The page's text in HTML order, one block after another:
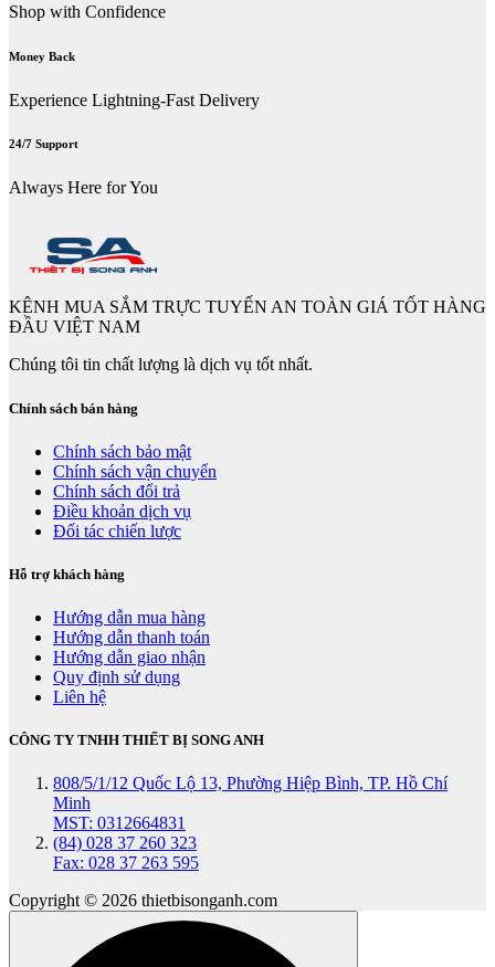
Shop with Confidence
Money Back
Experience Lightning-Fast Delivery
24/7 Support
Always Here for You
KÊNH MUA SẮM TRỰC TUYẾN AN TOÀN GIÁ TỐT HÀNG
ĐẦU VIỆT NAM
Chúng tôi tin chất lượng là dịch vụ tốt nhất.
Chính sách bán hàng
Chính sách bảo mật
Chính sách vận chuyển
Chính sách đổi trả
Điều khoản dịch vụ
Đối tác chiến lược
Hỗ trợ khách hàng
Hướng dẫn mua hàng
Hướng dẫn thanh toán
Hướng dẫn giao nhận
Quy định sử dụng
Liên hệ
CÔNG TY TNHH THIẾT BỊ SONG ANH
808/5/1/12 Quốc Lộ 13, Phường Hiệp Bình, TP. Hồ Chí
Minh
MST: 0312664831
(84) 028 37 260 323
Fax: 028 37 263 595
Copyright © 2026 thietbisonganh.com